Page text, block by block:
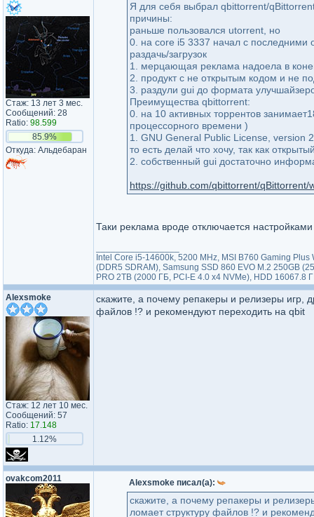
Стаж: 13 лет 3 мес.
Сообщений: 28
Ratio: 98.599
85.9%
Откуда: Альдебаран
Я для себя выбрал qbittorrent/
причины:
раньше пользовался utorrent, но
0. на core i5 3337 начал с последними
раздачь/загрузок
1. мерцающая реклама надоела в
2. продукт с не открытым кодом и не
3. раздули gui до формата
Преимущества qbittorrent:
0. на 10 активных торрентов
процессорного времени )
1. GNU General Public License, version 2
то есть делай что хочу, так как
2. собственный gui достаточно
https://github.com/qbittorrent/qBittorrent/
Таки реклама вроде отключается
Intel Core i5-14600k, 5200 MHz, MSI B760 Gaming
(DDR5 SDRAM), Samsung SSD 860 EVO M.2 250GB
PRO 2TB (2000 ГБ, PCI-E 4.0 x4 NVMe), HDD 16067.8
Alexsmoke
Стаж: 12 лет 10 мес.
Сообщений: 57
Ratio: 17.148
1.12%
скажите, а почему репакеры и релизеры игр,
файлов !? и рекомендуют переходить на qbit
ovakcom2011 Alexsmoke писал(а):
скажите, а почему репакеры и
ломает структуру файлов !? и